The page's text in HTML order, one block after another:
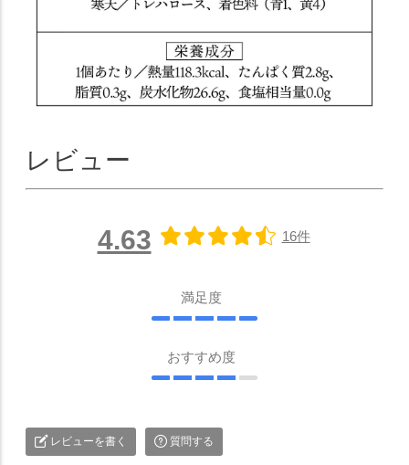
レビュー
4.63 16件
満足度
おすすめ度
レビューを書く 質問する